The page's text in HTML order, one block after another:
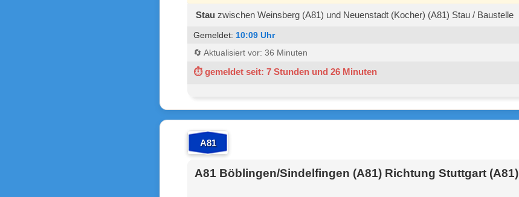
Stau zwischen Weinsberg (A81) und Neuenstadt (Kocher) (A81) Stau / Baustelle
Gemeldet: 10:09 Uhr
🔄 Aktualisiert vor: 36 Minuten
⏱ gemeldet seit: 7 Stunden und 26 Minuten
A81
A81 Böblingen/Sindelfingen (A81) Richtung Stuttgart (A81)